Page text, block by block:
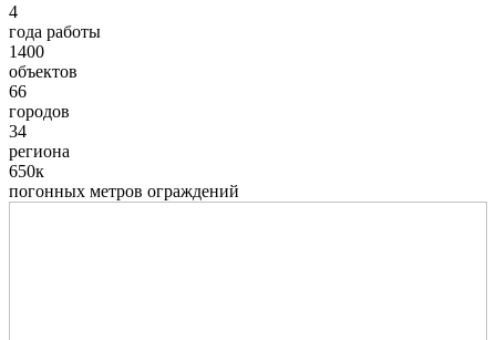
4
года работы
1400
объектов
66
городов
34
региона
650к
погонных метров ограждений